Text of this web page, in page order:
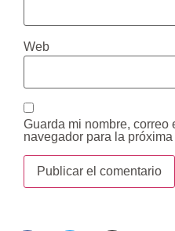
Web
Guarda mi nombre, correo
navegador para la